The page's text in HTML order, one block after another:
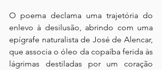
O poema declama uma trajetória do
enlevo à desilusão, abrindo com uma
epígrafe naturalista de José de Alencar,
que associa o óleo da copaíba ferida às
lágrimas destiladas por um coração